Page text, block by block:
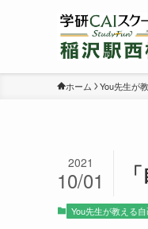
ホーム You先生が
2021
10/01
You先生が教える